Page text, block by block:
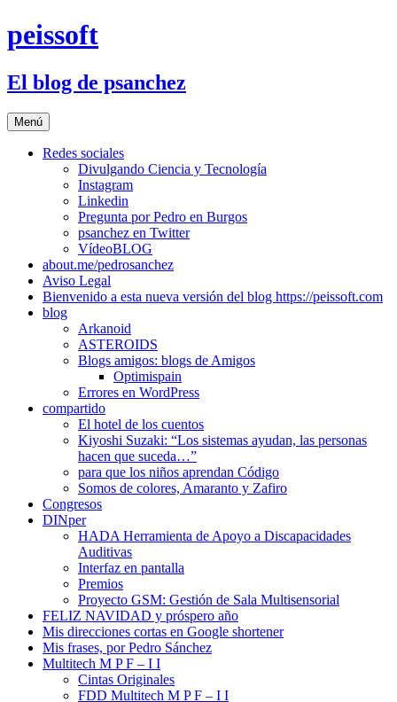
Saltar
al
peissoft
El blog de psanchez
Menú
Redes sociales
Divulgando Ciencia y Tecnología
Instagram
Linkedin
Pregunta por Pedro en Burgos
psanchez en Twitter
VídeoBLOG
about.me/pedrosanchez
Aviso Legal
Bienvenido a esta nueva versión del blog https://peissoft.com
blog
Arkanoid
ASTEROIDS
Blogs amigos: blogs de Amigos
Optimispain
Errores en WordPress
compartido
El hotel de los cuentos
Kiyoshi Suzaki: “Los sistemas ayudan, las personas
hacen que suceda…”
para que los niños aprendan Código
Somos de colores, Amaranto y Zafiro
Congresos
DINper
HADA Herramienta de Apoyo a Discapacidades
Auditivas
Interfaz en pantalla
Premios
Proyecto GSM: Gestión de Sala Multisensorial
FELIZ NAVIDAD y próspero año
Mis direcciones cortas en Google shortener
Mis frases, por Pedro Sánchez
Multitech M P F – I I
Cintas Originales
FDD Multitech M P F – I I